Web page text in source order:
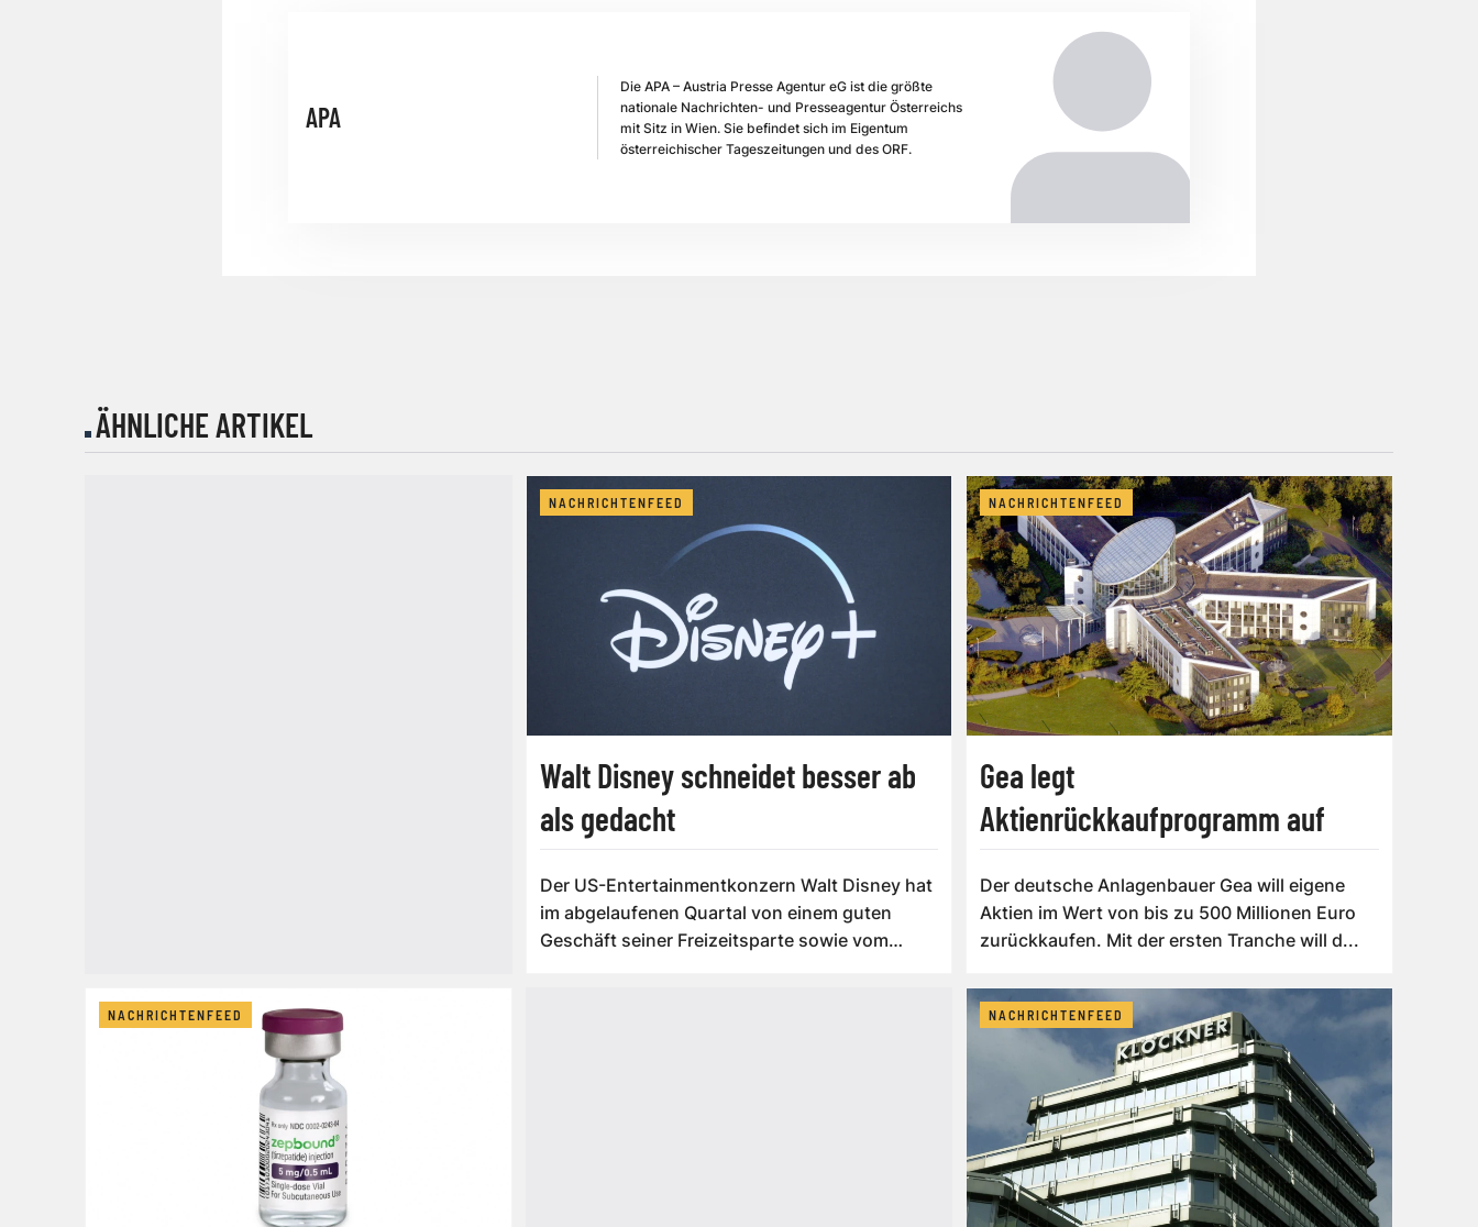
APA
Die APA – Austria Presse Agentur eG ist die größte
nationale Nachrichten- und Presseagentur Österreichs
mit Sitz in Wien. Sie befindet sich im Eigentum
österreichischer Tageszeitungen und des ORF.
ÄHNLICHE ARTIKEL
NACHRICHTENFEED
Walt Disney schneidet besser ab
als gedacht
Der US-Entertainmentkonzern Walt Disney hat
im abgelaufenen Quartal von einem guten
Geschäft seiner Freizeitsparte sowie vom
NACHRICHTENFEED
Gea legt
Aktienrückkaufprogramm auf
Der deutsche Anlagenbauer Gea will eigene
Aktien im Wert von bis zu 500 Millionen Euro
zurückkaufen. Mit der ersten Tranche will d...
NACHRICHTENFEED NACHRICHTENFEED